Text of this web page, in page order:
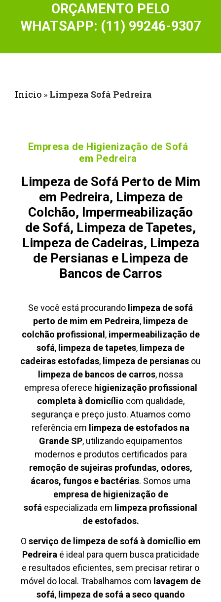
ORÇAMENTO PELO
WHATSAPP: (11) 99246-9307
Início » Limpeza Sofá Pedreira
Empresa de Higienização de Sofá
em Pedreira
Limpeza de Sofá Perto de Mim
em Pedreira, Limpeza de
Colchão, Impermeabilização
de Sofá, Limpeza de Tapetes,
Limpeza de Cadeiras, Limpeza
de Persianas e Limpeza de
Bancos de Carros
Se você está procurando limpeza de sofá
perto de mim em Pedreira, limpeza de
colchão profissional , impermeabilização de
sofá, limpeza de tapetes, limpeza de
cadeiras estofadas, limpeza de persianas ou
limpeza de bancos de carros, nossa
empresa oferece higienização profissional
completa à domicílio com qualidade,
segurança e preço justo. Atuamos como
referência em limpeza de estofados na
Grande SP, utilizando equipamentos
modernos e produtos certificados para
remoção de sujeiras profundas, odores,
ácaros, fungos e bactérias. Somos uma
empresa de higienização de
sofá especializada em limpeza profissional
de estofados.
O serviço de limpeza de sofá à domicílio em
Pedreiraé ideal para quem busca praticidade
e resultados eficientes, sem precisar retirar o
móvel do local. Trabalhamos com lavagem de
sofá, limpeza de sofá a seco quando